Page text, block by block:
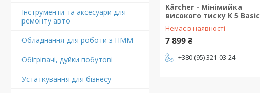
Інструменти та аксесуари для
ремонту авто
Обладнання для роботи з ПММ
Обігрівачі, дуйки побутові
Устаткування для бізнесу
Kärcher - Мінімийка
високого тиску K 5 Basic
Немає в наявності
7 899 ₴
+380 (95) 321-03-24